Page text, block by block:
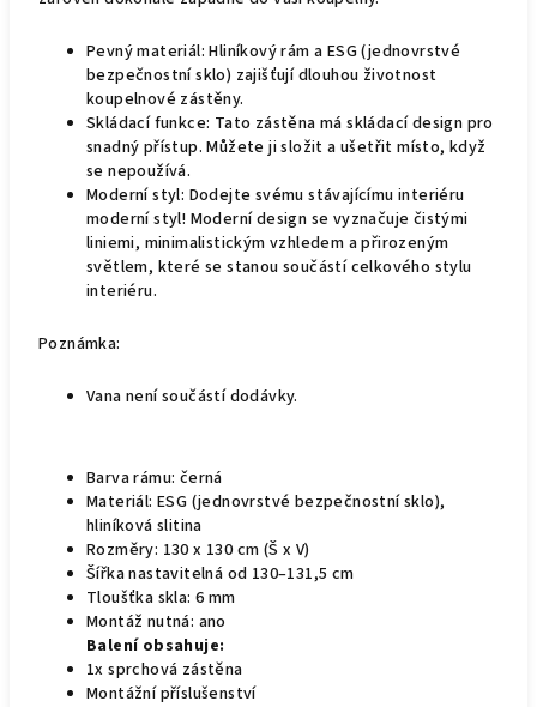
Pevný materiál: Hliníkový rám a ESG (jednovrstvé
bezpečnostní sklo) zajišťují dlouhou životnost
koupelnové zástěny.
Skládací funkce: Tato zástěna má skládací design pro
snadný přístup. Můžete ji složit a ušetřit místo, když
se nepoužívá.
Moderní styl: Dodejte svému stávajícímu interiéru
moderní styl! Moderní design se vyznačuje čistými
liniemi, minimalistickým vzhledem a přirozeným
světlem, které se stanou součástí celkového stylu
interiéru.
Poznámka:
Vana není součástí dodávky.
Barva rámu: černá
Materiál: ESG (jednovrstvé bezpečnostní sklo),
hliníková slitina
Rozměry: 130 x 130 cm (Š x V)
Šířka nastavitelná od 130–131,5 cm
Tloušťka skla: 6 mm
Montáž nutná: ano
Balení obsahuje:
1x sprchová zástěna
Montážní příslušenství